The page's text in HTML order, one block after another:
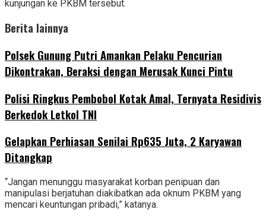
kunjungan ke PKBM tersebut.
Berita lainnya
Polsek Gunung Putri Amankan Pelaku Pencurian
Dikontrakan, Beraksi dengan Merusak Kunci Pintu
Polisi Ringkus Pembobol Kotak Amal, Ternyata Residivis
Berkedok Letkol TNI
Gelapkan Perhiasan Senilai Rp635 Juta, 2 Karyawan
Ditangkap
“Jangan menunggu masyarakat korban penipuan dan
manipulasi berjatuhan diakibatkan ada oknum PKBM yang
mencari keuntungan pribadi,” katanya.